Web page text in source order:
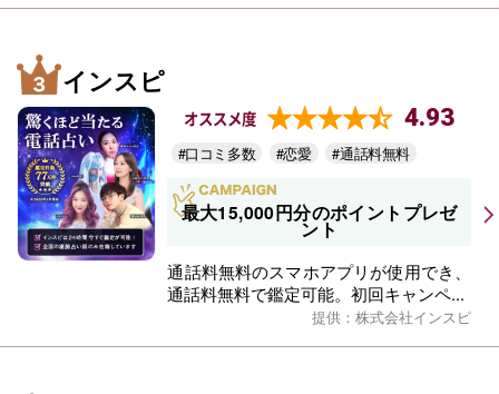
インスピ
オススメ度 4.93
#口コミ多数 #恋愛 #通話料無料
最大15,000円分のポイントプレゼ
ント
通話料無料のスマホアプリが使用でき、
通話料無料で鑑定可能。初回キャンペ...
提供：株式会社インスピ